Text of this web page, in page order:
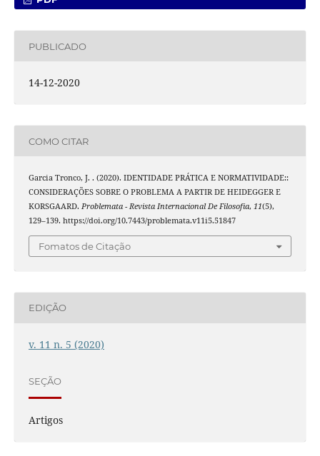
PUBLICADO
14-12-2020
COMO CITAR
Garcia Tronco, J. . (2020). IDENTIDADE PRÁTICA E NORMATIVIDADE::
CONSIDERAÇÕES SOBRE O PROBLEMA A PARTIR DE HEIDEGGER E
KORSGAARD. Problemata - Revista Internacional De Filosofia, 11(5),
129–139. https://doi.org/10.7443/problemata.v11i5.51847
Fomatos de Citação
EDIÇÃO
v. 11 n. 5 (2020)
SEÇÃO
Artigos